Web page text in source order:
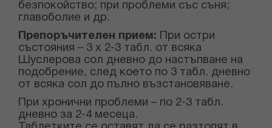
безпокойство; при проблеми със съня;
главоболие и др.
Препоръчителен прием: При остри
състояния – 3 х 2-3 табл. от всяка
Шуслерова сол дневно до настъпване на
подобрение, след което по 3 табл. дневно
от всяка сол до пълно възстановяване.
При хронични проблеми – по 2-3 табл.
дневно за 2-4 месеца.